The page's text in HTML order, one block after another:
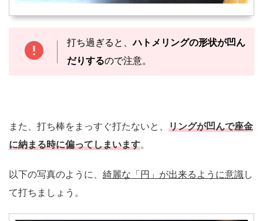
打ち過ぎると、ハトメリングの形状が凹ん
だりするので注意。
また、打ち棒をまっすぐ打たないと、 リングが凹んで座金
に納まる時に偏ってしまいます。
以下の写真のように、 綺麗な「円」が出来るように意識し
て打ちましょう。